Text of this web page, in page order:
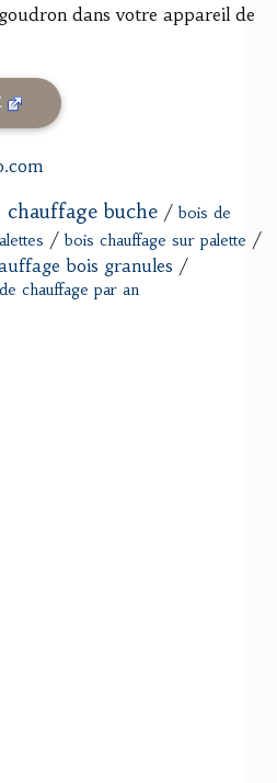
dans votre appareil de
chauffage buche / bois de
/ bois chauffage sur palette /
bois granules /
chauffage par an